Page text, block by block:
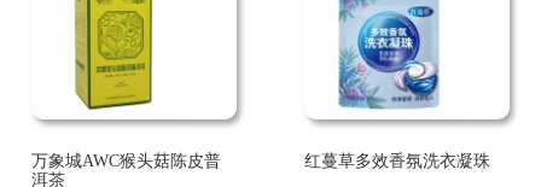
万象城AWC猴头菇陈皮普
洱茶
红蔓草多效香氛洗衣凝珠